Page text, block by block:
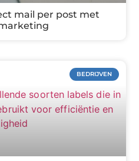
mail per post met
BEDRIJVEN